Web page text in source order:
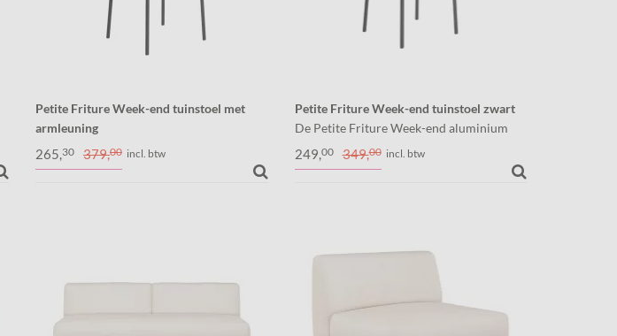
Petite Friture Week-end tuinstoel met
armleuning
De Petite Friture Week-end aluminium
stoel met armleuningen voor in de tuin of
265,30 379,00 incl. btw
Petite Friture Week-end tuinstoel zwart
De Petite Friture Week-end aluminium
stoel voor in de tuin of in huis. De
uitvoering zonder armleuningen.
249,00 349,00 incl. btw